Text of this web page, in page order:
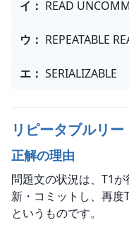
イ ： READ
ウ ： REPEATABLE
エ ： SERIALIZABLE
リピータブルリー
正解の理由
問題文の状況は、T1
新・コミットし、再度
というものです。